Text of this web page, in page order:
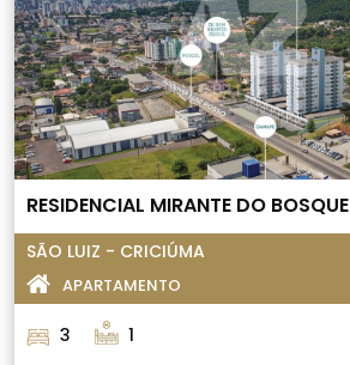
RESIDENCIAL MIRANTE DO BOSQUE
SÃO LUIZ - CRICIÚMA
APARTAMENTO
3 1